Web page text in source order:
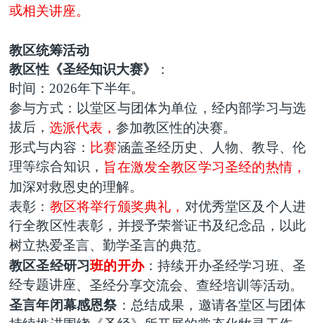
或相关讲座。
教区统筹活动
教区性《圣经知识大赛》
：
时间 ： 2026年下半年。
参与方式：以堂区与团体为单位，经内部学习与选
拔后， 选派代表， 参加教区性的决赛。
形式与内容： 比赛涵盖圣经历史、人物、教导、伦
理等综合知识， 旨在激发全教区学习圣经的热情，
加深对救恩史的理解。
表彰 ： 教区将举行颁奖典礼， 对优秀堂区及个人进
行全教区性表彰，并授予荣誉证书及纪念品，以此
树立热爱圣言、勤学圣言的典范。
教区圣经研习班的开办：持续开办圣经学习班、圣
经专题讲座、圣经分享交流会、查经培训 等活动。
圣言年闭幕感恩祭：总结成果 ，邀请各堂区与团体